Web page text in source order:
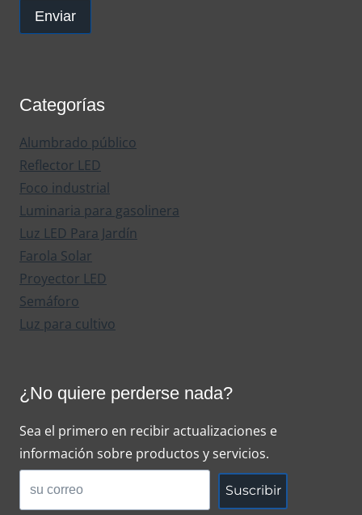
Enviar
Categorías
Alumbrado público
Reflector LED
Foco industrial
Luminaria para gasolinera
Luz LED Para Jardín
Farola Solar
Proyector LED
Semáforo
Luz para cultivo
¿No quiere perderse nada?
Sea el primero en recibir actualizaciones e
información sobre productos y servicios.
Suscribir